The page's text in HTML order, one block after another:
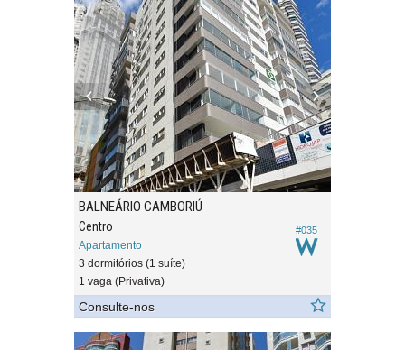
#035
BALNEÁRIO CAMBORIÚ
Centro
Apartamento
3 dormitórios (1 suíte)
1 vaga (Privativa)
Consulte-nos